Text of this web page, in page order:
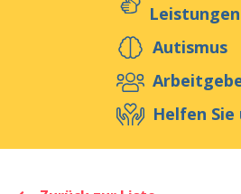
Helfen Sie
Veranstaltungen
Leistungen
Autismus
Helfen Sie